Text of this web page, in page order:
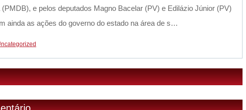
e pelos deputados Magno Bacelar (PV) e Edilázio Júnior (PV)
ainda as ações do governo do estado na área de s…